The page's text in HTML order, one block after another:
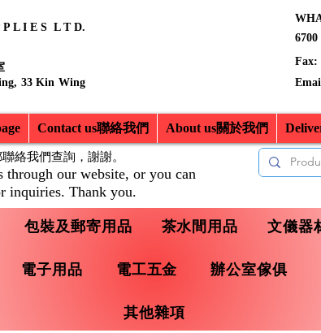
L I E S L T D.
33 Kin Wing
6700
Fax:
Contact us聯絡我們 About us關於我們
包裝及郵寄用品 茶水間用品 文儀器
電子用品 電工五金 辦公室傢俱
其他雜項
絡我們查詢， 謝謝。
through our website, or you can
inquiries. Thank you.